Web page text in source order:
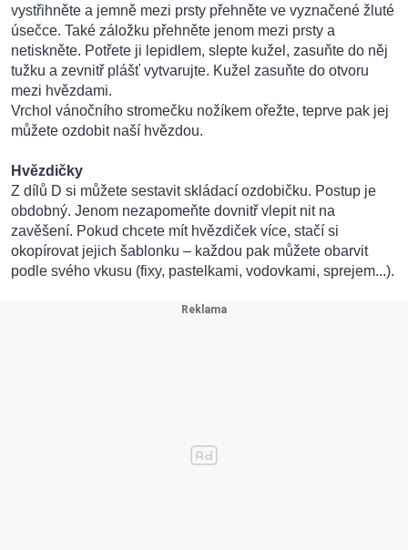
vystřihněte a jemně mezi prsty přehněte ve vyznačené žluté
úsečce. Také záložku přehněte jenom mezi prsty a
netiskněte. Potřete ji lepidlem, slepte kužel, zasuňte do něj
tužku a zevnitř plášť vytvarujte. Kužel zasuňte do otvoru
mezi hvězdami.
Vrchol vánočního stromečku nožíkem ořežte, teprve pak jej
můžete ozdobit naší hvězdou.
Hvězdičky
Z dílů D si můžete sestavit skládací ozdobičku. Postup je
obdobný. Jenom nezapomeňte dovnitř vlepit nit na
zavěšení. Pokud chcete mít hvězdiček více, stačí si
okopírovat jejich šablonku – každou pak můžete obarvit
podle svého vkusu (fixy, pastelkami, vodovkami, sprejem...).